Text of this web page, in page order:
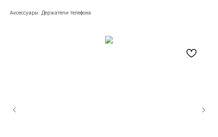
Аксессуары: Держатели телефона